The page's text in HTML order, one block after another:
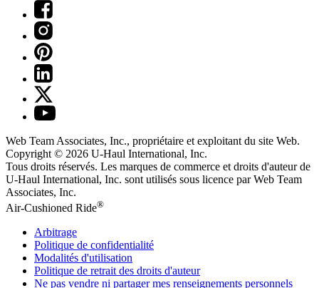
Web Team Associates, Inc., propriétaire et exploitant du site Web.
Copyright © 2026 U-Haul International, Inc.
Tous droits réservés. Les marques de commerce et droits d'auteur de
U-Haul International, Inc. sont utilisés sous licence par Web Team
Associates, Inc.
Air-Cushioned Ride®
Arbitrage
Politique de confidentialité
Modalités d'utilisation
Politique de retrait des droits d'auteur
Ne pas vendre ni partager mes renseignements personnels